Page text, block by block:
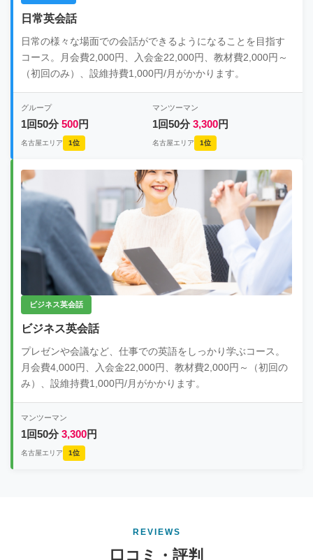
日常英会話
日常の様々な場面での会話ができるようになることを目指す
コース。月会費2,000円、入会金22,000円、教材費2,000円～
（初回のみ）、設維持費1,000円/月がかかります。
グループ
1回50分500円
名古屋エリア 1位
マンツーマン
1回50分3,300円
名古屋エリア 1位
ビジネス英会話
ビジネス英会話
プレゼンや会議など、仕事での英語をしっかり学ぶコース。
月会費4,000円、入会金22,000円、教材費2,000円～（初回の
み）、設維持費1,000円/月がかかります。
マンツーマン
1回50分3,300円
名古屋エリア 1位
REVIEWS
口コミ・評判